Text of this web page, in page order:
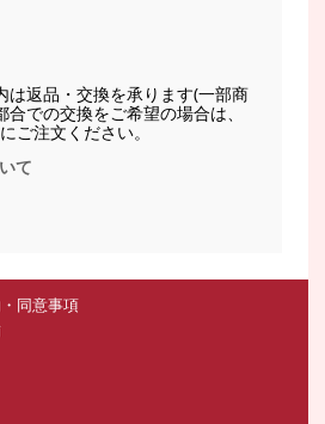
は返品・交換を承ります(一部商
での交換をご希望の場合は、
ご注文ください。
て
同意事項